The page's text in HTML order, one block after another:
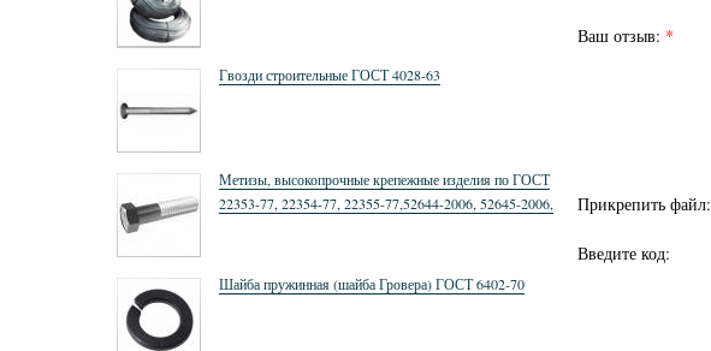
Гвозди строительные ГОСТ 4028-63
Метизы, высокопрочные крепежные изделия по ГОСТ
22353-77, 22354-77, 22355-77,52644-2006, 52645-2006,
Шайба пружинная (шайба Гровера) ГОСТ 6402-70
Ваш отзыв: *
Прикрепить файл:
Введите код: